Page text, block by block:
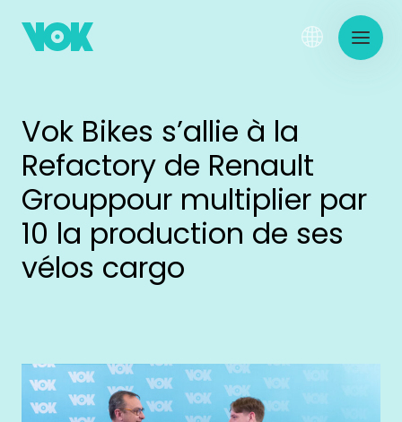
Vok Bikes s’allie à la
Refactory de Renault
Grouppour multiplier par
10 la production de ses
vélos cargo